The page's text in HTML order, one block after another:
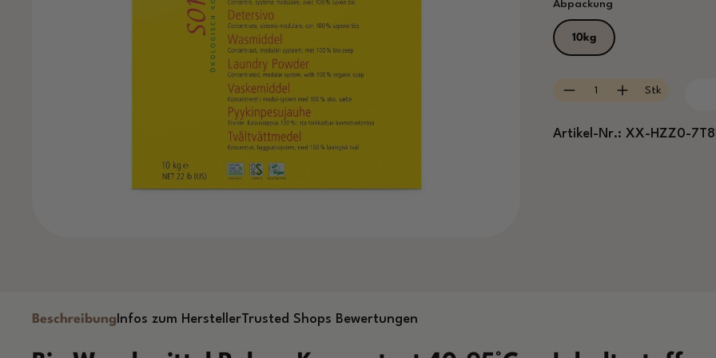
Abpackung
10kg
Produkt Anzahl:
Stk
Artikel-Nr.: XX-HZZ0-
Beschreibung Infos zum HerstellerTrusted Shops Bewertungen